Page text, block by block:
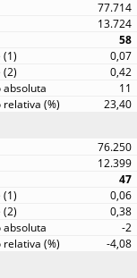
77.714
13.724
58
0,07
0,42
11
23,40
76.250
12.399
47
0,06
0,38
-2
-4,08